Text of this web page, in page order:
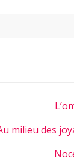
milieu des